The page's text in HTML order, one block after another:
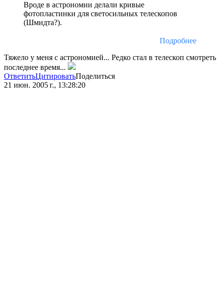
Вроде в астрономии делали кривые
фотопластинки для светосильных телескопов
(Шмидта?).
Подробнее
Тяжело у меня с астрономией... Редко стал в телескоп смотреть
последнее время...
ОтветитьЦитироватьПоделиться
21 июн. 2005 г., 13:28:20